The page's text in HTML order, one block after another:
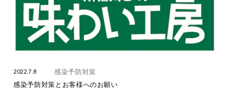
2022.7.8
感染予防対策
感染予防対策とお客様へのお願い
感染予防対策
（1）
お知らせ
（40）